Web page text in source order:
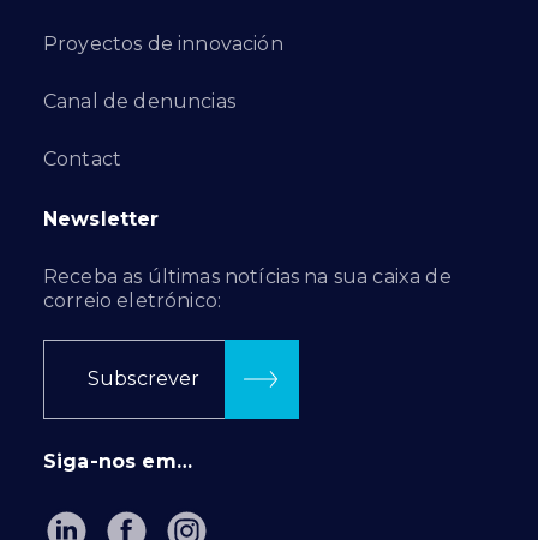
Proyectos de innovación
Canal de denuncias
Contact
Newsletter
Receba as últimas notícias na sua caixa de
correio eletrónico:
Subscrever
Siga-nos em…